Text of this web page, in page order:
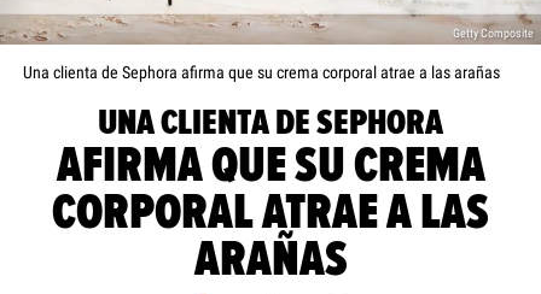
Getty Composite
Una clienta de Sephora afirma que su crema corporal atrae a las arañas
UNA CLIENTA DE SEPHORA
AFIRMA QUE SU CREMA
CORPORAL ATRAE A LAS
ARAÑAS